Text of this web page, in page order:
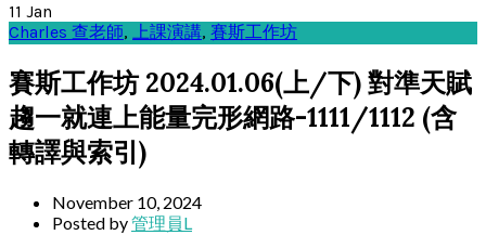
11 Jan
Charles 查老師, 上課演講, 賽斯工作坊
賽斯工作坊 2024.01.06(上/下) 對準天賦
趨一就連上能量完形網路-1111/1112 (含
轉譯與索引)
November 10, 2024
Posted by管理員L